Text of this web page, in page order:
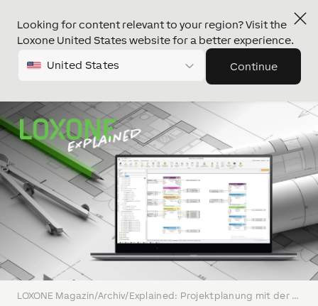
Looking for content relevant to your region? Visit the
Loxone United States website for a better experience.
United States Continue
LOXONE Magazin/Archiv/ Explained: Projektplanung mit der LOXONE Config